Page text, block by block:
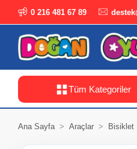
0 216 481 67 89
Tüm Kategoriler
Ana Sayfa Araçlar Bisiklet